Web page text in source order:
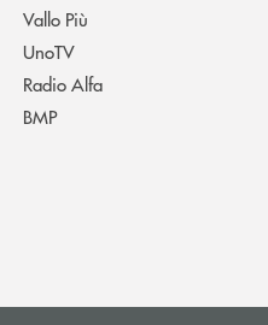
Vallo Più
UnoTV
Radio Alfa
BMP